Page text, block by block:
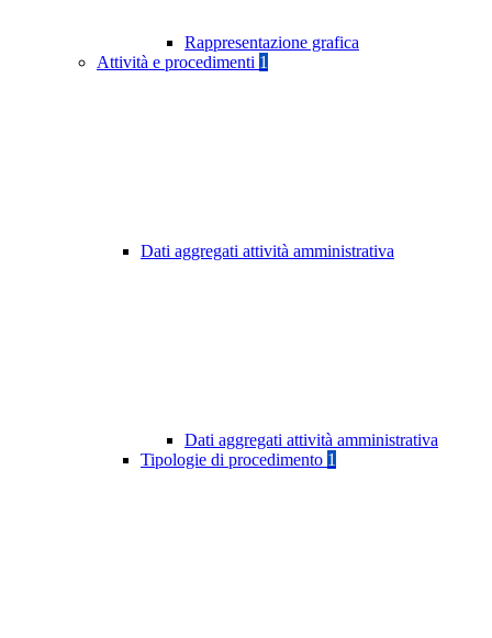
Rappresentazione grafica
Attività e procedimenti 1
Dati aggregati attività amministrativa
Dati aggregati attività amministrativa
Tipologie di procedimento 1